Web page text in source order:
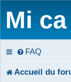
Mi
FAQ
Accueil du